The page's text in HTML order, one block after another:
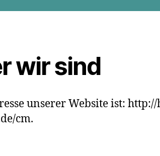
wir sind
unserer Website ist:
cm.